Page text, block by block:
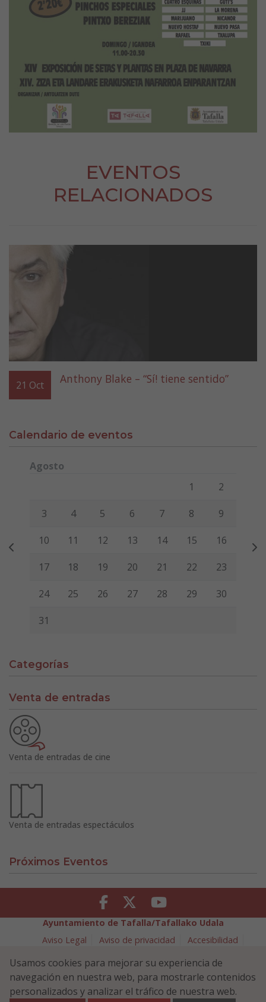
EVENTOS
RELACIONADOS
21 Oct Anthony Blake – “Sí! tiene sentido”
Calendario de eventos
Agosto
Viernes Sábado
1 2
3 4 5 6 7 8 9
10 11 12 13 14 15 16
17 18 19 20 21 22 23
24 25 26 27 28 29 30
31
Categorías
Venta de entradas
Venta de entradas de cine
Venta de entradas espectáculos
Próximos Eventos
Facebook Twitter Youtube
Ayuntamiento de Tafalla/Tafallako Udala
Aviso Legal
Aviso de privacidad
Accesibilidad
Política de Seguridad de la Información
Plaza Navarra 5 - 31300 Tafalla (NAVARRA)
948 70 18 11
ayuntamiento@tafalla.es
Usamos cookies para mejorar su experiencia de
navegación en nuestra web, para mostrarle contenidos
personalizados y analizar el tráfico de nuestra web.